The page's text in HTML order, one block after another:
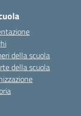
della scuola
della scuola